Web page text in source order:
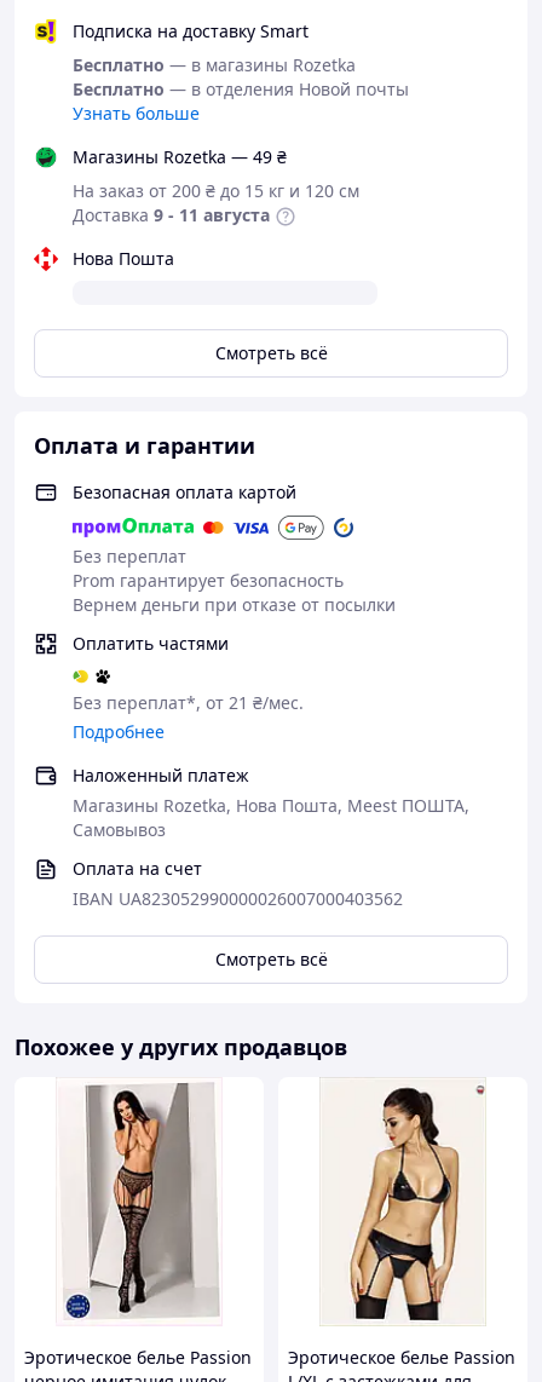
Подписка на доставку Smart
Бесплатно — в магазины Rozetka
Бесплатно — в отделения Новой почты
Узнать больше
Магазины Rozetka — 49 ₴
На заказ от 200 ₴ до 15 кг и 120 см
Доставка 9 - 11 августа
Нова Пошта
Смотреть всё
Оплата и гарантии
Безопасная оплата картой
Без переплат
Prom гарантирует безопасность
Вернем деньги при отказе от посылки
Оплатить частями
Без переплат*, от 21 ₴/мес.
Подробнее
Наложенный платеж
Магазины Rozetka, Нова Пошта, Meest ПОШТА,
Самовывоз
Оплата на счет
IBAN UA823052990000026007000403562
Смотреть всё
Похожее у других продавцов
Эротическое белье Passion
Эротическое белье Passion